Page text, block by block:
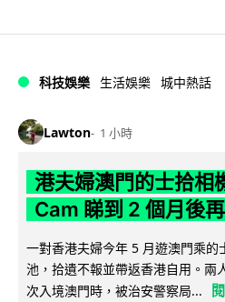
科技娛樂 生活娛樂 城中熱話
Lawton 1 小時
港夫婦澳門的士拾相
Cam 睇到 2 個月後
一對香港夫婦今年 5 月遊澳門乘的
池，拾遺不報並帶返香港自用。兩
次入境澳門時，被治安警察局...